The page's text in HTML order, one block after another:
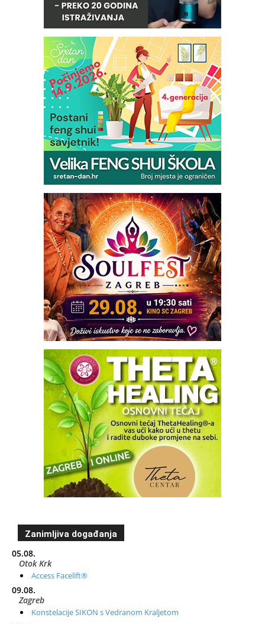
Zanimljiva događanja
05.08.
Otok Krk
Access Facelift®
09.08.
Zagreb
Konstelacije SIKON s Vedranom Kraljetom